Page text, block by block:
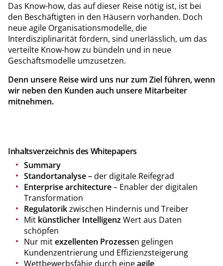
Das Know-how, das auf dieser Reise nötig ist, ist bei
den Beschäftigten in den Häusern vorhanden. Doch
neue agile Organisationsmodelle, die
Interdisziplinarität fördern, sind unerlässlich, um das
verteilte Know-how zu bündeln und in neue
Geschäftsmodelle umzusetzen.
Denn unsere Reise wird uns nur zum Ziel führen, wenn
wir neben den Kunden auch unsere Mitarbeiter
mitnehmen.
Inhaltsverzeichnis des Whitepapers
Summary
Standortanalyse–der digitale Reifegrad
Enterprise architecture– Enabler der digitalen
Transformation
Regulatorikzwischen Hindernis und Treiber
Mit künstlicher IntelligenzWert aus Daten
schöpfen
Nur mitexzellenten Prozessen gelingen
Kundenzentrierung und Effizienzsteigerung
Wettbewerbsfähig durch eineagile